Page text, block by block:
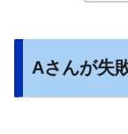
Aさんが失